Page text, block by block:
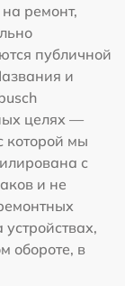
ремонт,
публичной
и
целях —
которой мы
с
и не
обороте, в